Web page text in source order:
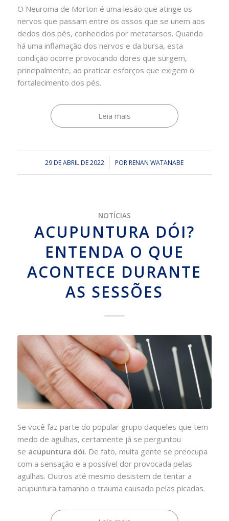
O Neuroma de Morton é uma lesão que atinge os
nervos que passam entre os ossos que se unem aos
dedos dos pés, conhecidos por metatarsos. Quando
há uma inflamação dos nervos e da bursa, esta
condição ocorre provocando dores que surgem,
principalmente, ao praticar esforços que exigem o
fortalecimento dos pés.
Leia mais
29 DE ABRIL DE 2022
/ PORRENAN WATANABE
NOTÍCIAS
ACUPUNTURA DÓI?
ENTENDA O QUE
ACONTECE DURANTE
AS SESSÕES
Se você faz parte do popular grupo daqueles que tem
medo de agulhas, certamente já se perguntou
se acupuntura dói. De fato, muita gente se preocupa
com a sensação e a possível dor provocada pelas
agulhas. Outros até mesmo desistem de tentar a
acupuntura tamanho o trauma causado pelas picadas.